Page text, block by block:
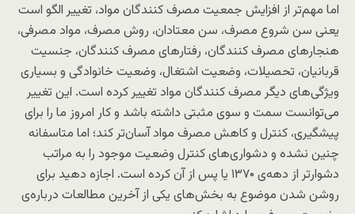
اما مهم‌تر از افزایش جمعیت مصرف کنندگان مواد، تغییر الگو است
یعنی سن شروع مصرف، سن معتادان، روش مصرف، مواد مصرفی،
هنجارهای مصرف کنندگان، رفتارهای مصرف کنندگان، جنسیت
قربانیان، تحصیلات، وضعیت اشتغال، وضعیت خانوادگی و بسیاری
ویژگی‌های دیگر مصرف کنندگان مواد تغییر کرده است. این تغییر
می‌توانست سمت و سوی مثبتی داشته باشد و کار امروز ما را برای
پیشگیری، کنترل و کاهش مصرف مواد آسان‌تر کند؛ اما متاسفانه
چنین نشده و دشواری‌های کنترل وضعیت موجود را به مراتب
دشوارتر از دهه‌ی ۱۳۷۰ یا پس از آن کرده است. اجازه دهید برای
روشن شدن موضوع به بخش‌های یکی از آخرین مطالعات درباره‌ی